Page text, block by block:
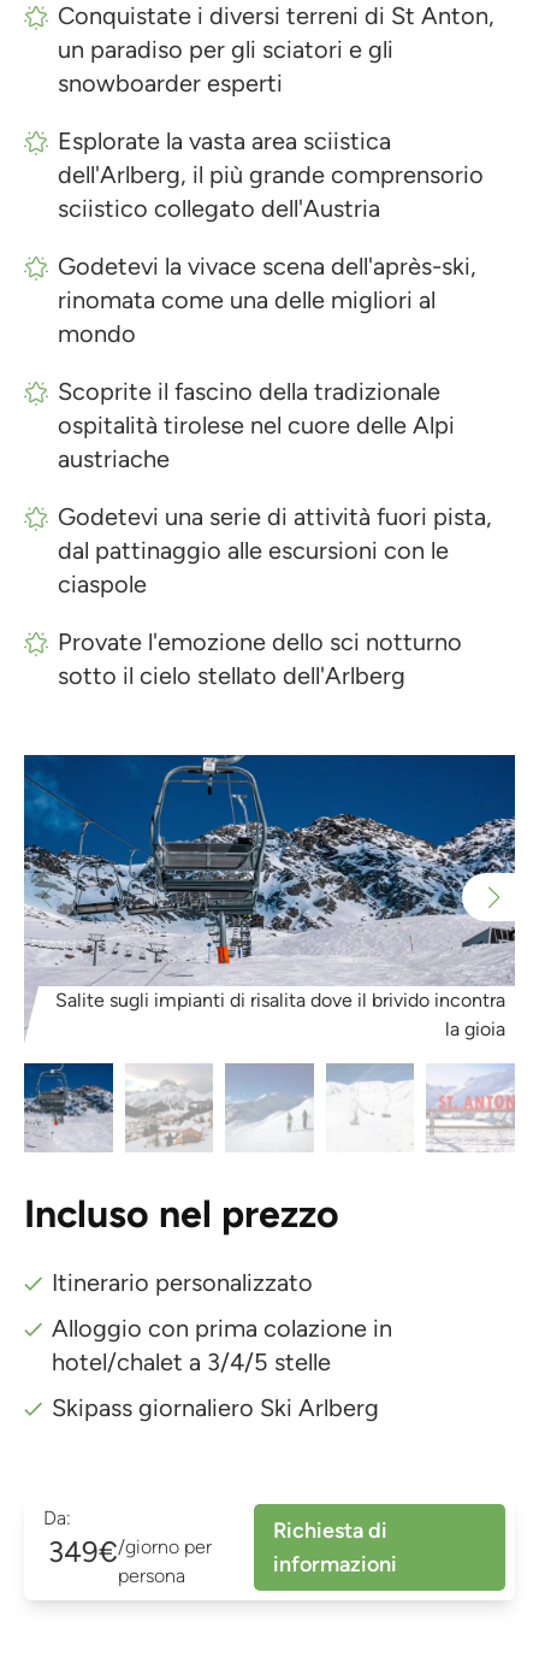
Conquistate i diversi terreni di St Anton,
un paradiso per gli sciatori e gli
snowboarder esperti
Esplorate la vasta area sciistica
dell'Arlberg, il più grande comprensorio
sciistico collegato dell'Austria
Godetevi la vivace scena dell'après-ski,
rinomata come una delle migliori al
mondo
Scoprite il fascino della tradizionale
ospitalità tirolese nel cuore delle Alpi
austriache
Godetevi una serie di attività fuori pista,
dal pattinaggio alle escursioni con le
ciaspole
Provate l'emozione dello sci notturno
sotto il cielo stellato dell'Arlberg
Salite sugli impianti di risalita dove il brivido incontra
la gioia
Incluso nel prezzo
Itinerario personalizzato
Alloggio con prima colazione in
hotel/chalet a 3/4/5 stelle
Skipass giornaliero Ski Arlberg
Da:
349€/giorno per
persona
Richiesta di
informazioni